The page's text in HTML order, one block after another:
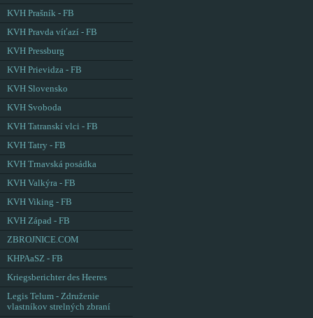
KVH Prašník - FB
KVH Pravda víťazí - FB
KVH Pressburg
KVH Prievidza - FB
KVH Slovensko
KVH Svoboda
KVH Tatranskí vlci - FB
KVH Tatry - FB
KVH Trnavská posádka
KVH Valkýra - FB
KVH Viking - FB
KVH Západ - FB
ZBROJNICE.COM
KHPAaSZ - FB
Kriegsberichter des Heeres
Legis Telum - Združenie
vlastníkov strelných zbraní